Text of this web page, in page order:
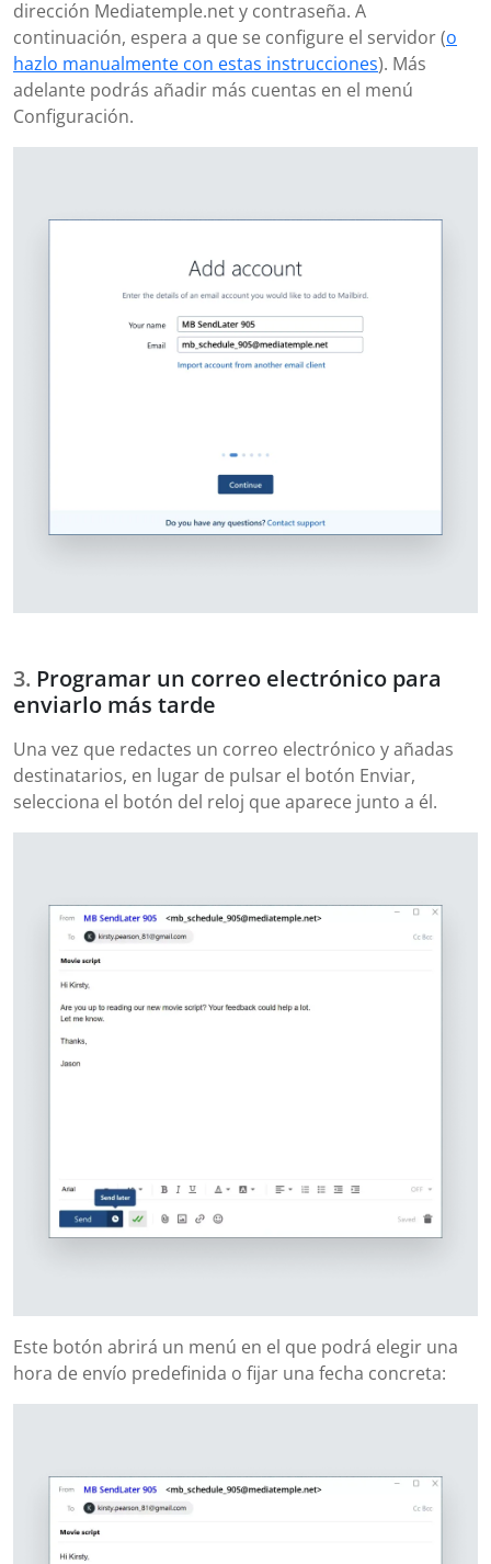
dirección Mediatemple.net y contraseña. A
continuación, espera a que se configure el servidor (o
hazlo manualmente con estas instrucciones). Más
adelante podrás añadir más cuentas en el menú
Configuración.
Programar un correo electrónico para
enviarlo más tarde
Una vez que redactes un correo electrónico y añadas
destinatarios, en lugar de pulsar el botón Enviar,
selecciona el botón del reloj que aparece junto a él.
Este botón abrirá un menú en el que podrá elegir una
hora de envío predefinida o fijar una fecha concreta: